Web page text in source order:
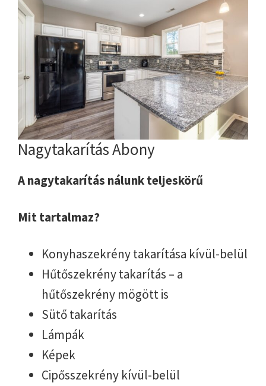
Nagytakarítás Abony
A nagytakarítás nálunk teljeskörű
Mit tartalmaz?
Konyhaszekrény takarítása kívül-belül
Hűtőszekrény takarítás – a
hűtőszekrény mögött is
Sütő takarítás
Lámpák
Képek
Cipősszekrény kívül-belül